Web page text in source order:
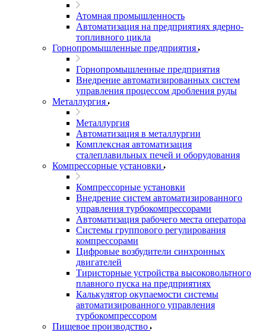
Атомная промышленность
Автоматизация на предприятиях ядерно-
топливного цикла
Горнопромышленные предприятия
Горнопромышленные предприятия
Внедрение автоматизированных систем
управления процессом дробления руды
Металлургия
Металлургия
Автоматизация в металлургии
Комплексная автоматизация
сталеплавильных печей и оборудования
Компрессорные установки
Компрессорные установки
Внедрение систем автоматизированного
управления турбокомпрессорами
Автоматизация рабочего места оператора
Системы группового регулирования
компрессорами
Цифровые возбудители синхронных
двигателей
Тиристорные устройства высоковольтного
плавного пуска на предприятиях
Калькулятор окупаемости системы
автоматизированного управления
турбокомпрессором
Пищевое производство